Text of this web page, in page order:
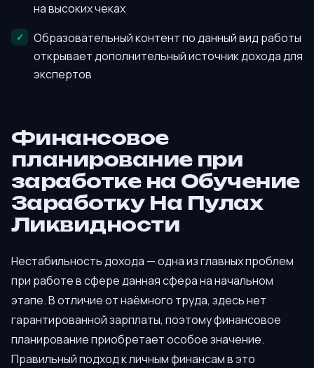
на высоких чеках
Образовательный контент по данный вид работы
открывает дополнительный источник дохода для
экспертов
Финансовое
планирование при
заработке на Обучение
Заработку На Пулах
Ликвидности
Нестабильность дохода — одна из главных проблем
при работе в сфере данная сфера на начальном
этапе. В отличие от наёмного труда, здесь нет
гарантированной зарплаты, поэтому финансовое
планирование приобретает особое значение.
Правильный подход к личным финансам в это